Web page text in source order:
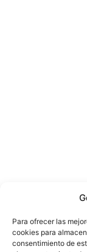
Para ofrecer las
cookies para
consentimiento de